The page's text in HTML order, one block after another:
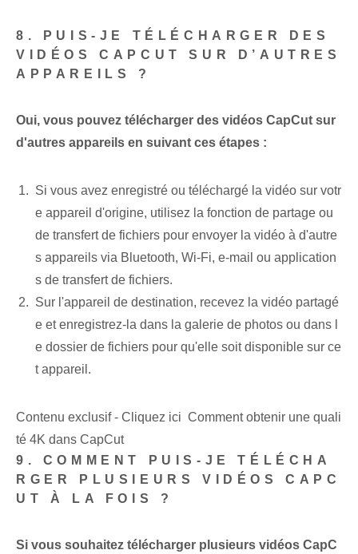
8. PUIS-JE TÉLÉCHARGER DES
VIDÉOS CAPCUT SUR D’AUTRES
APPAREILS ?
Oui, vous pouvez télécharger des vidéos CapCut sur
d'autres appareils en suivant ces étapes :
Si vous avez enregistré ou téléchargé la vidéo sur votr
e appareil d'origine, utilisez la fonction de partage ou
de transfert de fichiers pour envoyer la vidéo à d'autre
s appareils via Bluetooth, Wi-Fi, e-mail ou application
s de transfert de fichiers.
Sur l'appareil de destination, recevez la vidéo partagé
e et enregistrez-la dans la galerie de photos ou dans l
e dossier de fichiers pour qu'elle soit disponible sur ce
t appareil.
Contenu exclusif - Cliquez ici Comment obtenir une quali
té 4K dans CapCut
9. COMMENT PUIS-JE TÉLÉCHA
RGER PLUSIEURS VIDÉOS CAPC
UT À LA FOIS ?
Si vous souhaitez télécharger plusieurs vidéos CapC